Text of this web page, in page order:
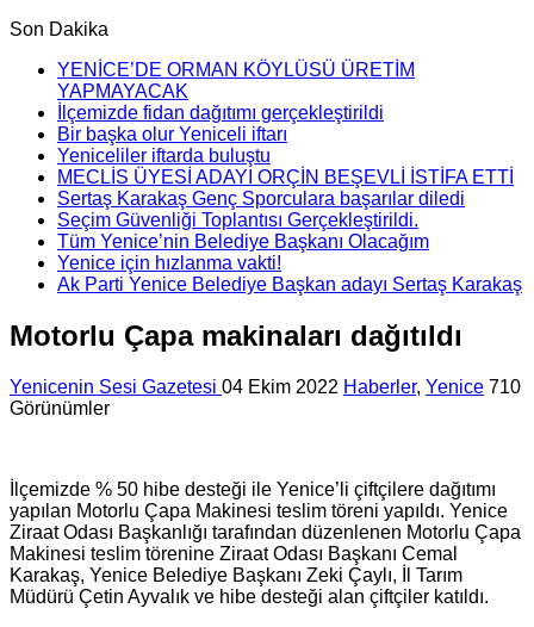
Son Dakika
YENİCE’DE ORMAN KÖYLÜSÜ ÜRETİM
YAPMAYACAK
İlçemizde fidan dağıtımı gerçekleştirildi
Bir başka olur Yeniceli iftarı
Yeniceliler iftarda buluştu
MECLİS ÜYESİ ADAYI ORÇİN BEŞEVLİ İSTİFA ETTİ
Sertaş Karakaş Genç Sporculara başarılar diledi
Seçim Güvenliği Toplantısı Gerçekleştirildi.
Tüm Yenice’nin Belediye Başkanı Olacağım
Yenice için hızlanma vakti!
Ak Parti Yenice Belediye Başkan adayı Sertaş Karakaş
Motorlu Çapa makinaları dağıtıldı
Yenicenin Sesi Gazetesi 04 Ekim 2022 Haberler, Yenice 710
Görünümler
İlçemizde % 50 hibe desteği ile Yenice’li çiftçilere dağıtımı
yapılan Motorlu Çapa Makinesi teslim töreni yapıldı. Yenice
Ziraat Odası Başkanlığı tarafından düzenlenen Motorlu Çapa
Makinesi teslim törenine Ziraat Odası Başkanı Cemal
Karakaş, Yenice Belediye Başkanı Zeki Çaylı, İl Tarım
Müdürü Çetin Ayvalık ve hibe desteği alan çiftçiler katıldı.